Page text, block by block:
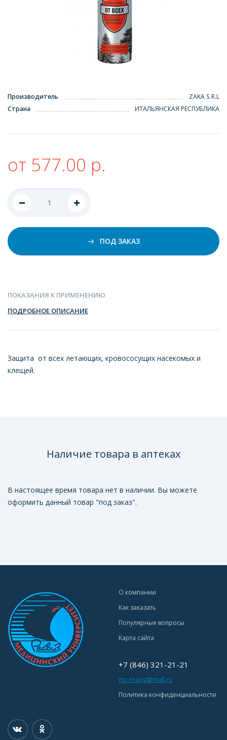
Производитель
ZAKA S.R.L
Страна
ИТАЛЬЯНСКАЯ РЕСПУБЛИКА
от 577.00 р.
ПОД ЗАКАЗ
ПОКАЗАНИЯ К ПРИМЕНЕНИЮ
ПОДРОБНОЕ ОПИСАНИЕ
Защита от всех летающих, кровососущих насекомых и
клещей.
Наличие товара в аптеках
В настоящее время товара нет в наличии. Вы можете
оформить данный товар "под заказ".
О компании
Как заказать
Популярные вопросы
Карта сайта
+7 (846) 321-21-21
mc-reaviz@mail.ru
Политика конфиденциальности